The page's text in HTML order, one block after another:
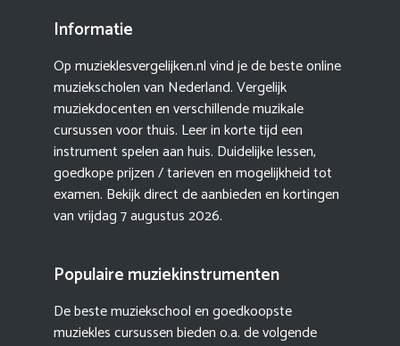
Informatie
Op muzieklesvergelijken.nl vind je de beste online
muziekscholen van Nederland. Vergelijk
muziekdocenten en verschillende muzikale
cursussen voor thuis. Leer in korte tijd een
instrument spelen aan huis. Duidelijke lessen,
goedkope prijzen / tarieven en mogelijkheid tot
examen. Bekijk direct de aanbieden en kortingen
van vrijdag 7 augustus 2026.
Populaire muziekinstrumenten
De beste muziekschool en goedkoopste
muziekles cursussen bieden o.a. de volgende